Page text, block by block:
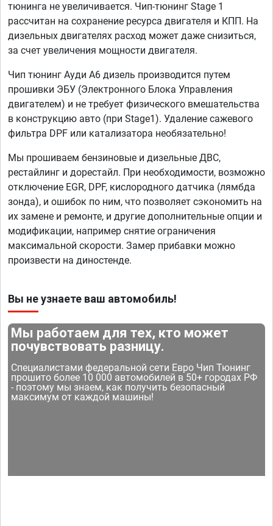
тюнинга не увеличивается. Чип-тюнинг Stage 1
рассчитан на сохранение ресурса двигателя и КПП. На
дизельных двигателях расход может даже снизиться,
за счет увеличения мощности двигателя.
Чип тюнинг Ауди А6 дизель производится путем
прошивки ЭБУ (Электронного Блока Управления
двигателем) и не требует физического вмешательства
в конструкцию авто (при Stage1). Удаление сажевого
фильтра DPF или катализатора необязательно!
Мы прошиваем бензиновые и дизельные ДВС,
рестайлинг и дорестайл. При необходимости, возможно
отключение EGR, DPF, кислородного датчика (лямбда
зонда), и ошибок по ним, что позволяет сэкономить на
их замене и ремонте, и другие дополнительные опции и
модификации, например снятие ограничения
максимальной скорости. Замер прибавки можно
произвести на диностенде.
Вы не узнаете ваш автомобиль!
Мы работаем для тех, кто может
почувствовать разницу.
Специалистами федеральной сети Евро Чип Тюнинг
прошито более 10 000 автомобилей в 50+ городах РФ
- поэтому мы знаем, как получить безопасный
максимум от каждой машины!